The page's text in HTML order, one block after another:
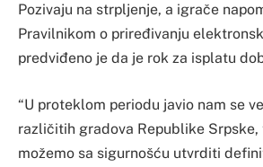
Pozivaju na strpljenje, a igrače
Pravilnikom o priređivanju
predviđeno je da je rok za isplatu
“U proteklom periodu javio nam se
različitih gradova Republike Srpske,
možemo sa sigurnošću utvrditi